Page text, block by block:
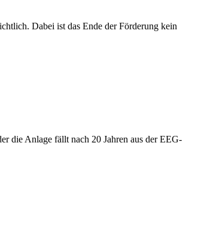
Dabei ist das Ende der Förderung kein
die Anlage fällt nach 20 Jahren aus der EEG-